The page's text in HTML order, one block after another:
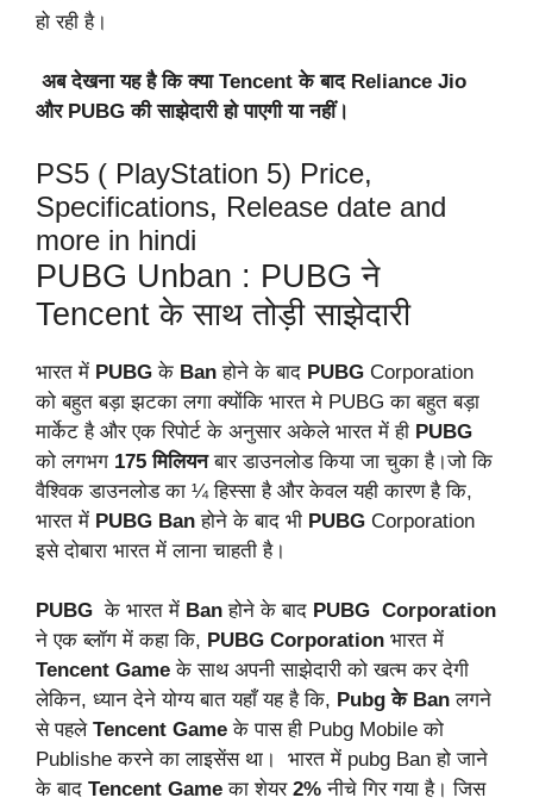
हो रही है।
अब देखना यह है कि क्या Tencent के बाद Reliance Jio
और PUBG की साझेदारी हो पाएगी या नहीं।
PS5 ( PlayStation 5) Price,
Specifications, Release date and
more in hindi
PUBG Unban : PUBG ने
Tencent के साथ तोड़ी साझेदारी
भारत में PUBG के Ban होने के बाद PUBG Corporation
को बहुत बड़ा झटका लगा क्योंकि भारत मे PUBG का बहुत बड़ा
मार्केट है और एक रिपोर्ट के अनुसार अकेले भारत में ही PUBG
को लगभग 175 मिलियनबार डाउनलोड किया जा चुका है।जो कि
वैश्विक डाउनलोड का ¼ हिस्सा है और केवल यही कारण है कि,
भारत में PUBG Ban होने के बाद भी PUBG Corporation
इसे दोबारा भारत में लाना चाहती है।
PUBG के भारत में Ban होने के बाद PUBG Corporation
ने एक ब्लॉग में कहा कि, PUBG Corporation भारत में
Tencent Game के साथ अपनी साझेदारी को खत्म कर देगी
लेकिन, ध्यान देने योग्य बात यहाँ यह है कि, Pubg के Ban लगने
से पहले Tencent Game के पास ही Pubg Mobile को
Publishe करने का लाइसेंस था। भारत में pubg Ban हो जाने
के बाद Tencent Game का शेयर 2% नीचे गिर गया है। जिस